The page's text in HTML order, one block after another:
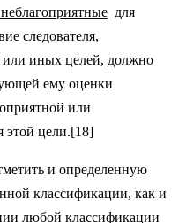
для
следователя,
или иных целей, должно
ему оценки
или
этой цели.[18]
и определенную
классификации, как и
любой классификации